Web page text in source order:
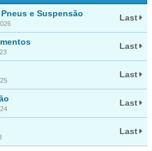
e Suspensão Last
Last
Last
Last
Last